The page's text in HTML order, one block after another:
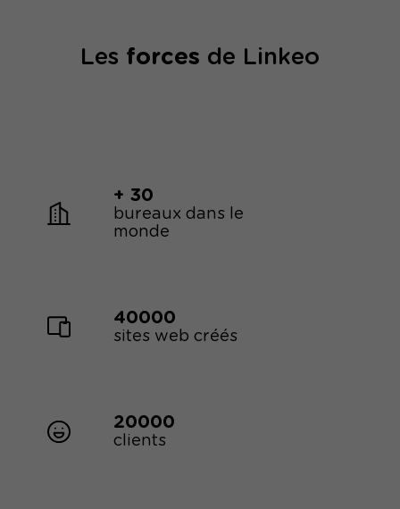
Les forces de Linkeo
+ 30
bureaux dans le
monde
40000
sites web créés
20000
clients